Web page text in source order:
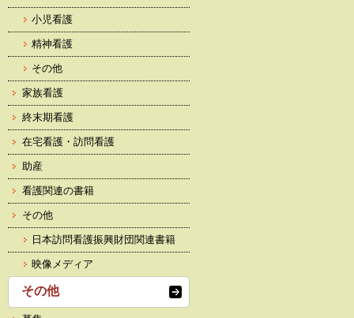
小児看護
精神看護
その他
家族看護
終末期看護
在宅看護・訪問看護
助産
看護関連の書籍
その他
日本訪問看護振興財団関連書籍
映像メディア
その他